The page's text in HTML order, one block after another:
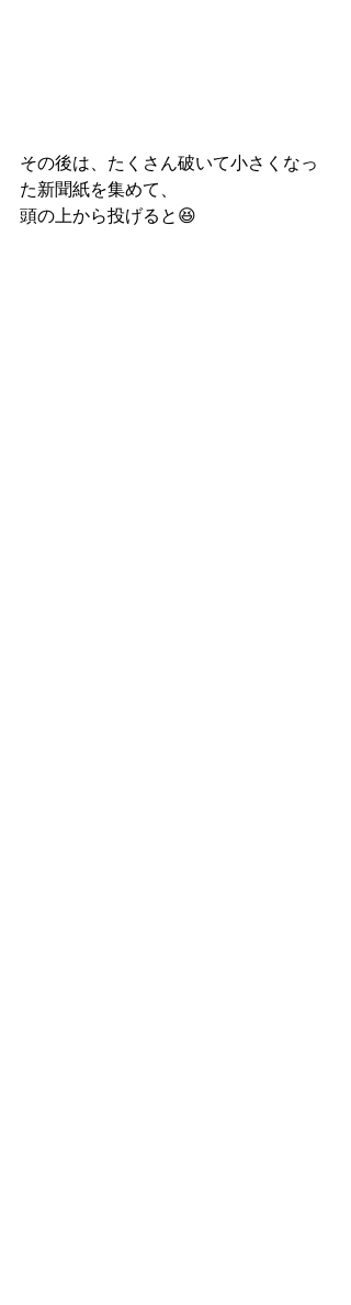
その後は、たくさん破いて小さくなっ
た新聞紙を集めて、
頭の上から投げると😆